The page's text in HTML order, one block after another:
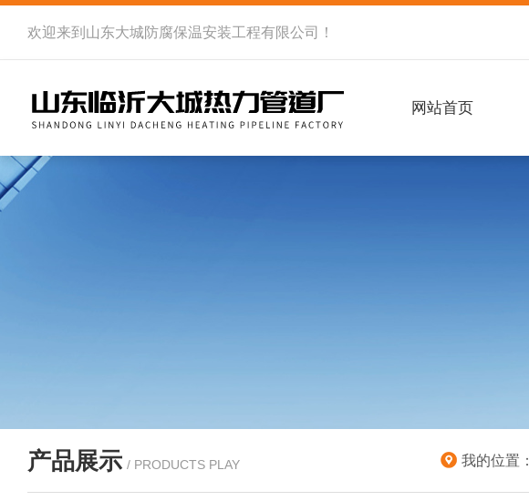
欢迎来到 山东大城防腐保温安装工程有限公司 ！
网站首页
产品展示 / PRODUCTS PLAY 我的位置：